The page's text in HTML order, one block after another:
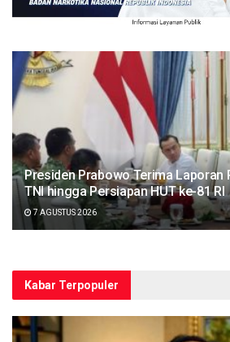
Presiden Prabowo Terima Laporan
TNI hingga Persiapan HUT ke-81 RI
7 AGUSTUS 2026
Kabar Terpopuler